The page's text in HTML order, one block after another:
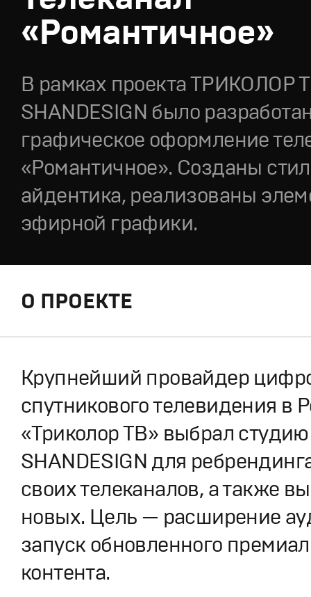
«Романтичное»
В рамках проекта ТРИКОЛОР
SHANDESIGN было
графическое оформление
«Романтичное». Созданы
айдентика, реализованы
эфирной графики.
О ПРОЕКТЕ
Крупнейший провайдер
спутникового телевидения в
«Триколор ТВ» выбрал студию
SHANDESIGN для
своих телеканалов, а также
новых. Цель — расширение
запуск обновленного
контента.